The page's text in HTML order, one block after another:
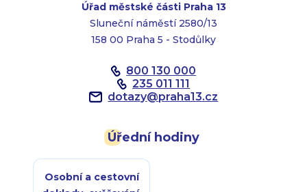
Úřad městské části Praha 13
Sluneční náměstí 2580/13
158 00 Praha 5 - Stodůlky
800 130 000
235 011 111
dotazy@praha13.cz
Úřední hodiny
Osobní a cestovní